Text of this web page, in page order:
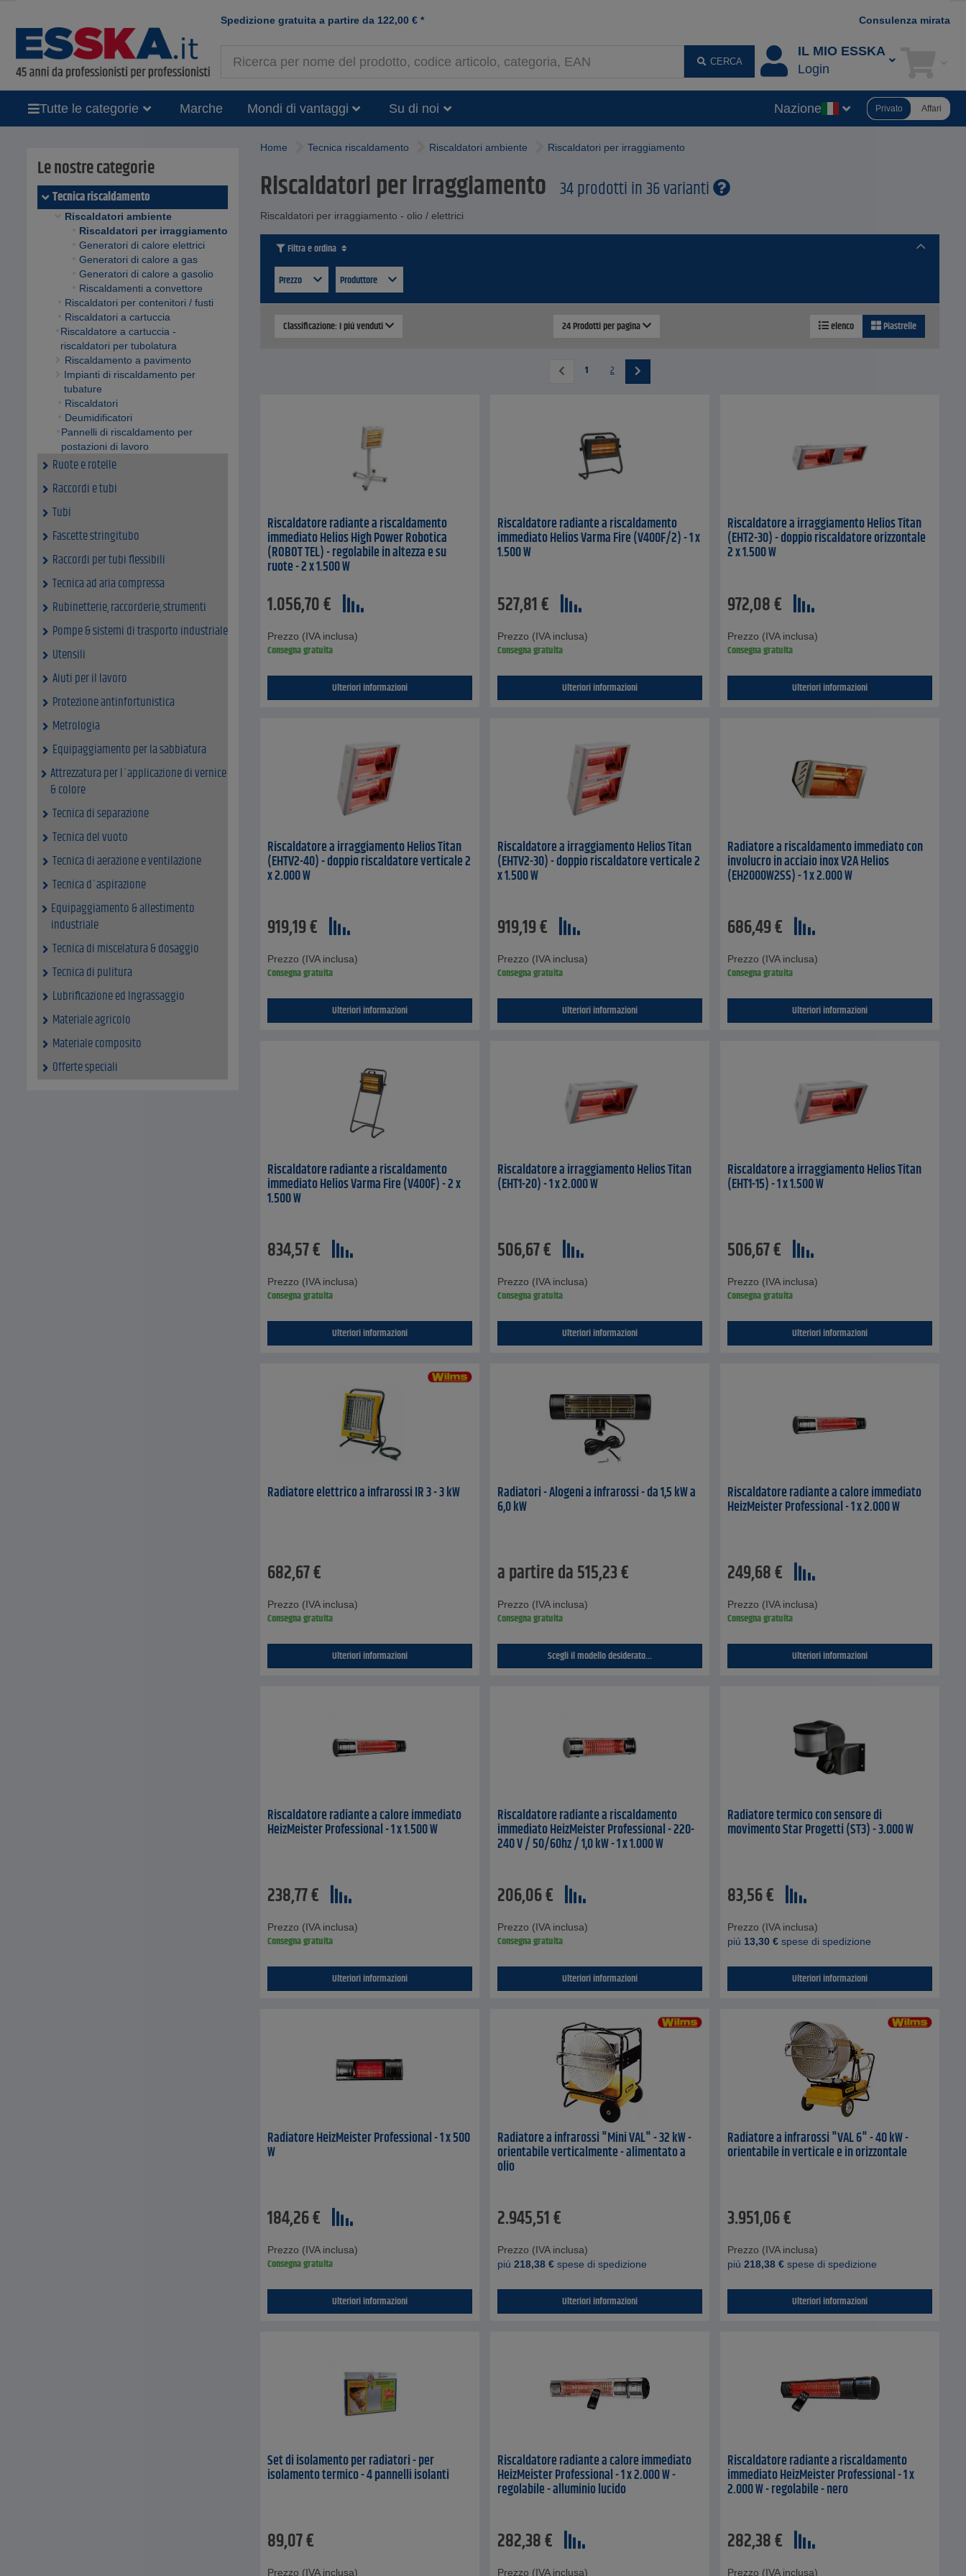
Spedizione gratuita a partire da 122,00 € * Consulenza mirata
CERCA
IL MIO ESSKA
Login
Tutte le categorie Marche Mondi di vantaggi Su di noi Nazione Privato Affari
Le nostre categorie
Tecnica riscaldamento
Riscaldatori ambiente
Riscaldatori per irraggiamento
Generatori di calore elettrici
Generatori di calore a gas
Generatori di calore a gasolio
Riscaldamenti a convettore
Riscaldatori per contenitori / fusti
Riscaldatori a cartuccia
Riscaldatore a cartuccia -
riscaldatori per tubolatura
Riscaldamento a pavimento
Impianti di riscaldamento per
tubature
Riscaldatori
Deumidificatori
Pannelli di riscaldamento per
postazioni di lavoro
Ruote e rotelle
Raccordi e tubi
Tubi
Fascette stringitubo
Raccordi per tubi flessibili
Tecnica ad aria compressa
Rubinetterie, raccorderie, strumenti
Pompe & sistemi di trasporto industriale
Utensili
Aiuti per il lavoro
Protezione antinfortunistica
Metrologia
Equipaggiamento per la sabbiatura
Attrezzatura per l´applicazione di vernice
& colore
Tecnica di separazione
Tecnica del vuoto
Tecnica di aerazione e ventilazione
Tecnica d´aspirazione
Equipaggiamento & allestimento
industriale
Tecnica di miscelatura & dosaggio
Tecnica di pulitura
Lubrificazione ed Ingrassaggio
Materiale agricolo
Materiale composito
Offerte speciali
Home Tecnica riscaldamento Riscaldatori ambiente Riscaldatori per irraggiamento
Riscaldatori per irraggiamento 34 prodotti in 36 varianti
Riscaldatori per irraggiamento - olio / elettrici
Filtra e ordina
Prezzo
Produttore
Classificazione: I piú venduti 24 Prodotti per pagina elenco Piastrelle
1 2
Riscaldatore radiante a riscaldamento
immediato Helios High Power Robotica
(ROBOT TEL) - regolabile in altezza e su
ruote - 2 x 1.500 W
1.056,70€
Prezzo (IVA inclusa)
Consegna gratuita
Ulteriori informazioni
Riscaldatore radiante a riscaldamento
immediato Helios Varma Fire (V400F/2) - 1 x
1.500 W
527,81€
Prezzo (IVA inclusa)
Consegna gratuita
Ulteriori informazioni
Riscaldatore a irraggiamento Helios Titan
(EHT2-30) - doppio riscaldatore orizzontale
2 x 1.500 W
972,08€
Prezzo (IVA inclusa)
Consegna gratuita
Ulteriori informazioni
Riscaldatore a irraggiamento Helios Titan
(EHTV2-40) - doppio riscaldatore verticale 2
x 2.000 W
919,19€
Prezzo (IVA inclusa)
Consegna gratuita
Ulteriori informazioni
Riscaldatore a irraggiamento Helios Titan
(EHTV2-30) - doppio riscaldatore verticale 2
x 1.500 W
919,19€
Prezzo (IVA inclusa)
Consegna gratuita
Ulteriori informazioni
Radiatore a riscaldamento immediato con
involucro in acciaio inox V2A Helios
(EH2000W2SS) - 1 x 2.000 W
686,49€
Prezzo (IVA inclusa)
Consegna gratuita
Ulteriori informazioni
Riscaldatore radiante a riscaldamento
immediato Helios Varma Fire (V400F) - 2 x
1.500 W
834,57€
Prezzo (IVA inclusa)
Consegna gratuita
Ulteriori informazioni
Riscaldatore a irraggiamento Helios Titan
(EHT1-20) - 1 x 2.000 W
506,67€
Prezzo (IVA inclusa)
Consegna gratuita
Ulteriori informazioni
Riscaldatore a irraggiamento Helios Titan
(EHT1-15) - 1 x 1.500 W
506,67€
Prezzo (IVA inclusa)
Consegna gratuita
Ulteriori informazioni
Radiatore elettrico a infrarossi IR 3 - 3 kW
682,67€
Prezzo (IVA inclusa)
Consegna gratuita
Ulteriori informazioni
Radiatori - Alogeni a infrarossi - da 1,5 kW a
6,0 kW
a partire da515,23€
Prezzo (IVA inclusa)
Consegna gratuita
Scegli il modello desiderato...
Riscaldatore radiante a calore immediato
HeizMeister Professional - 1 x 2.000 W
249,68€
Prezzo (IVA inclusa)
Consegna gratuita
Ulteriori informazioni
Riscaldatore radiante a calore immediato
HeizMeister Professional - 1 x 1.500 W
238,77€
Prezzo (IVA inclusa)
Consegna gratuita
Ulteriori informazioni
Riscaldatore radiante a riscaldamento
immediato HeizMeister Professional - 220-
240 V / 50/60hz / 1,0 kW - 1 x 1.000 W
206,06€
Prezzo (IVA inclusa)
Consegna gratuita
Ulteriori informazioni
Radiatore termico con sensore di
movimento Star Progetti (ST3) - 3.000 W
83,56€
Prezzo (IVA inclusa)
piú 13,30 € spese di spedizione
Ulteriori informazioni
Radiatore HeizMeister Professional - 1 x 500
W
184,26€
Prezzo (IVA inclusa)
Consegna gratuita
Ulteriori informazioni
Radiatore a infrarossi "Mini VAL" - 32 kW -
orientabile verticalmente - alimentato a
olio
2.945,51€
Prezzo (IVA inclusa)
piú 218,38 € spese di spedizione
Ulteriori informazioni
Radiatore a infrarossi "VAL 6" - 40 kW -
orientabile in verticale e in orizzontale
3.951,06€
Prezzo (IVA inclusa)
piú 218,38 € spese di spedizione
Ulteriori informazioni
Set di isolamento per radiatori - per
isolamento termico - 4 pannelli isolanti
89,07€
Prezzo (IVA inclusa)
Riscaldatore radiante a calore immediato
HeizMeister Professional - 1 x 2.000 W -
regolabile - alluminio lucido
282,38€
Prezzo (IVA inclusa)
Riscaldatore radiante a riscaldamento
immediato HeizMeister Professional - 1 x
2.000 W - regolabile - nero
282,38€
Prezzo (IVA inclusa)